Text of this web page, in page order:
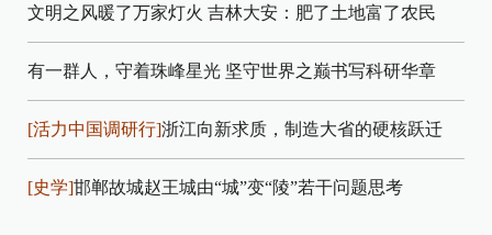
文明之风暖了万家灯火 吉林大安：肥了土地富了农民
有一群人，守着珠峰星光 坚守世界之巅书写科研华章
[活力中国调研行]浙江向新求质，制造大省的硬核跃迁
[史学]邯郸故城赵王城由“城”变“陵”若干问题思考